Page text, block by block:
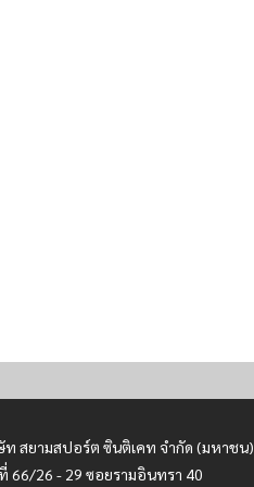
สยามสปอร์ต ซินติเคท จำกัด (มหาชน)
66/26 - 29 ซอยรามอินทรา 40